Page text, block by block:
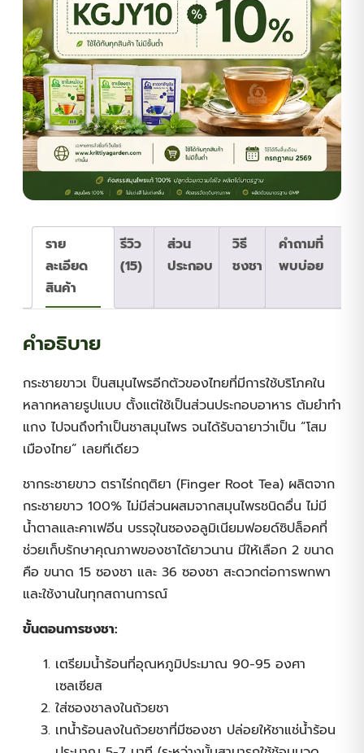
ราย
ละเอียด
สินค้า
รีวิว
(15)
ส่วน
ประกอบ
วิธี
ชงชา
คำถามที่
พบบ่อย
คำอธิบาย
กระชายขาวเ ป็นสมุนไพรอีกตัวของไทยที่มีการใช้บริโภคใน
หลากหลายรูปแบบ ตั้งแต่ใช้เป็นส่วนประกอบอาหาร ต้มยำทำ
แกง ไปจนถึงทำเป็นชาสมุนไพร จนได้รับฉายาว่าเป็น “โสม
เมืองไทย” เลยทีเดียว
ชากระชายขาว ตราไร่กฤติยา (Finger Root Tea) ผลิตจาก
กระชายขาว 100% ไม่มีส่วนผสมจากสมุนไพรชนิดอื่น ไม่มี
น้ำตาลและคาเฟอีน บรรจุในซองอลูมิเนียมฟอยด์ซิปล็อคที่
ช่วยเก็บรักษาคุณภาพของชาได้ยาวนาน มีให้เลือก 2 ขนาด
คือ ขนาด 15 ซองชา และ 36 ซองชา สะดวกต่อการพกพา
และใช้งานในทุกสถานการณ์
ขั้นตอนการชงชา:
เตรียมน้ำร้อนที่อุณหภูมิประมาณ 90-95 องศา
เซลเซียส
ใส่ซองชาลงในถ้วยชา
เทน้ำร้อนลงในถ้วยชาที่มีซองชา ปล่อยให้ชาแช่น้ำร้อน